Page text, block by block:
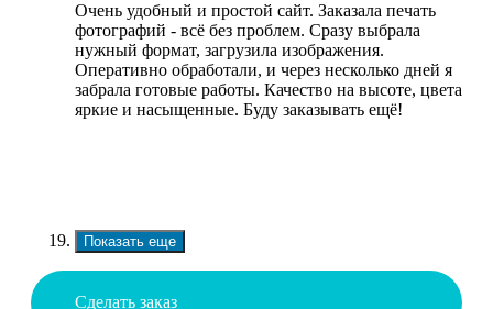
Очень удобный и простой сайт. Заказала печать
фотографий - всё без проблем. Сразу выбрала
нужный формат, загрузила изображения.
Оперативно обработали, и через несколько дней я
забрала готовые работы. Качество на высоте, цвета
яркие и насыщенные. Буду заказывать ещё!
Показать еще
Сделать заказ